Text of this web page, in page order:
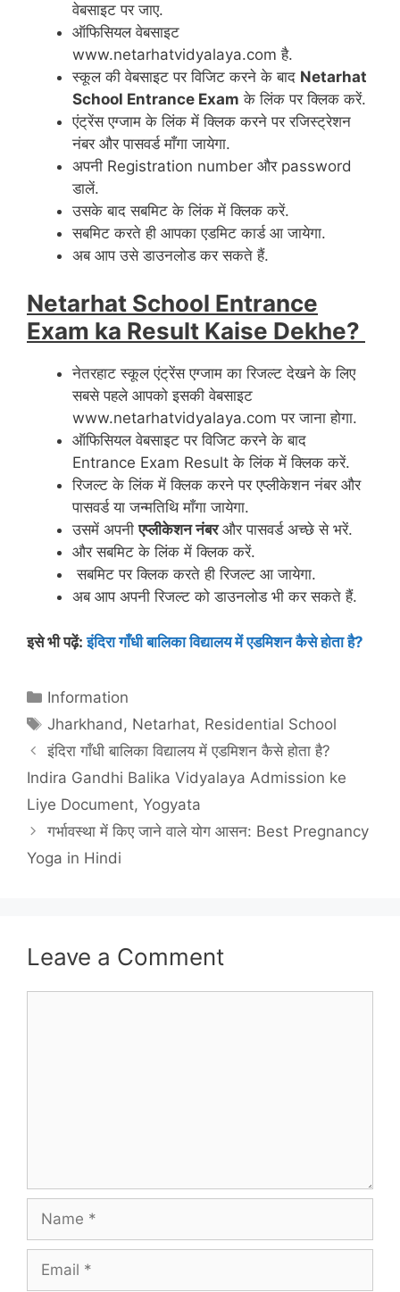
वेबसाइट पर जाए.
ऑफिसियल वेबसाइट
www.netarhatvidyalaya.com है.
स्कूल की वेबसाइट पर विजिट करने के बाद Netarhat
School Entrance Exam के लिंक पर क्लिक करें.
एंट्रेंस एग्जाम के लिंक में क्लिक करने पर रजिस्ट्रेशन
नंबर और पासवर्ड माँगा जायेगा.
अपनी Registration number और password
डालें.
उसके बाद सबमिट के लिंक में क्लिक करें.
सबमिट करते ही आपका एडमिट कार्ड आ जायेगा.
अब आप उसे डाउनलोड कर सकते हैं.
Netarhat School Entrance
Exam ka Result Kaise Dekhe?
नेतरहाट स्कूल एंट्रेंस एग्जाम का रिजल्ट देखने के लिए
सबसे पहले आपको इसकी वेबसाइट
www.netarhatvidyalaya.com पर जाना होगा.
ऑफिसियल वेबसाइट पर विजिट करने के बाद
Entrance Exam Result के लिंक में क्लिक करें.
रिजल्ट के लिंक में क्लिक करने पर एप्लीकेशन नंबर और
पासवर्ड या जन्मतिथि माँगा जायेगा.
उसमें अपनीएप्लीकेशन नंबरऔर पासवर्ड अच्छे से भरें.
और सबमिट के लिंक में क्लिक करें.
सबमिट पर क्लिक करते ही रिजल्ट आ जायेगा.
अब आप अपनी रिजल्ट को डाउनलोड भी कर सकते हैं.
इसे भी पढ़ें:इंदिरा गाँधी बालिका विद्यालय में एडमिशन कैसे होता है?
Categories
Information
Tags
Jharkhand , Netarhat, Residential School
इंदिरा गाँधी बालिका विद्यालय में एडमिशन कैसे होता है?
Indira Gandhi Balika Vidyalaya Admission ke
Liye Document, Yogyata
गर्भावस्था में किए जाने वाले योग आसन: Best Pregnancy
Yoga in Hindi
Leave a Comment